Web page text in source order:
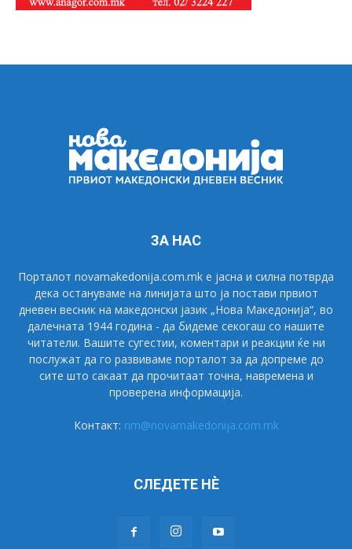
ЗА НАС
Порталот novamakedonija.com.mk е јасна и силна потврда
дека остануваме на линијата што ја постави првиот
дневен весник на македонски јазик „Нова Македонија“, во
далечната 1944 година - да бидеме секогаш со нашите
читатели. Вашите сугестии, коментари и реакции ќе ни
послужат да го развиваме порталот за да допреме до
сите што сакаат да прочитаат точна, навремена и
проверена информација.
Контакт: nm@novamakedonija.com.mk
СЛЕДЕТЕ НÈ